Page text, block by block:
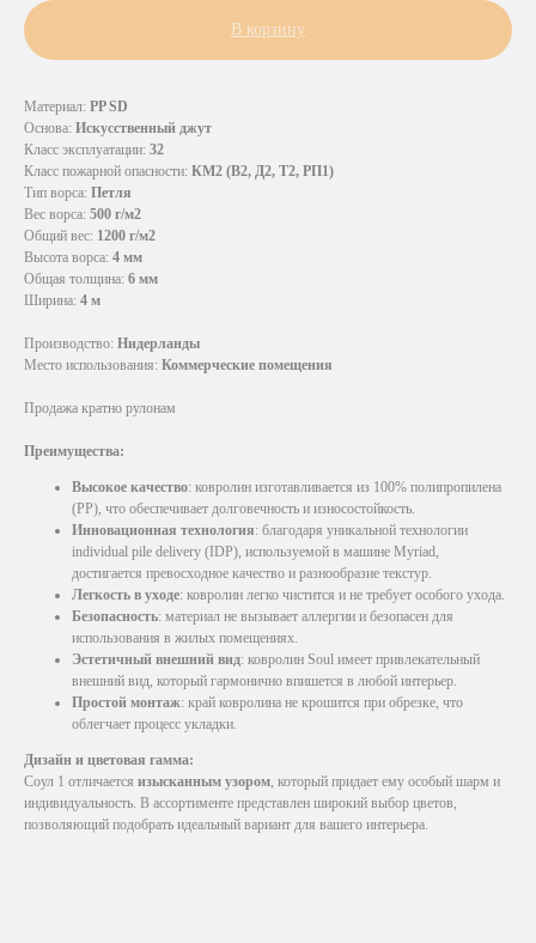
В корзину
Материал: PP SD
Основа: Искусственный джут
Класс эксплуатации: 32
Класс пожарной опасности: КМ2 (В2, Д2, Т2, РП1)
Тип ворса: Петля
Вес ворса: 500 г/м2
Общий вес: 1200 г/м2
Высота ворса: 4 мм
Общая толщина: 6 мм
Ширина: 4 м
Производство: Нидерланды
Место использования: Коммерческие помещения
Продажа кратно рулонам
Преимущества:
Высокое качество: ковролин изготавливается из 100% полипропилена
(PP), что обеспечивает долговечность и износостойкость.
Инновационная технология: благодаря уникальной технологии
individual pile delivery (IDP), используемой в машине Myriad,
достигается превосходное качество и разнообразие текстур.
Легкость в уходе: ковролин легко чистится и не требует особого ухода.
Безопасность: материал не вызывает аллергии и безопасен для
использования в жилых помещениях.
Эстетичный внешний вид: ковролин Soul имеет привлекательный
внешний вид, который гармонично впишется в любой интерьер.
Простой монтаж: край ковролина не крошится при обрезке, что
облегчает процесс укладки.
Дизайн и цветовая гамма:
Соул 1 отличается изысканным узором , который придает ему особый шарм и
индивидуальность. В ассортименте представлен широкий выбор цветов,
позволяющий подобрать идеальный вариант для вашего интерьера.